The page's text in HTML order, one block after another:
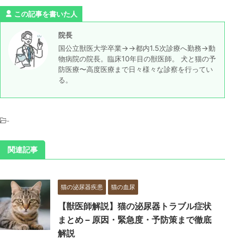
この記事を書いた人
院長
国公立獣医大学卒業→→都内1.5次診療へ勤務→動
物病院の院長。臨床10年目の獣医師。 犬と猫の予
防医療〜高度医療まで日々様々な診察を行ってい
る。
-
関連記事
猫の泌尿器疾患 猫の血尿
【獣医師解説】猫の泌尿器トラブル症状
まとめ – 原因・緊急度・予防策まで徹底
解説